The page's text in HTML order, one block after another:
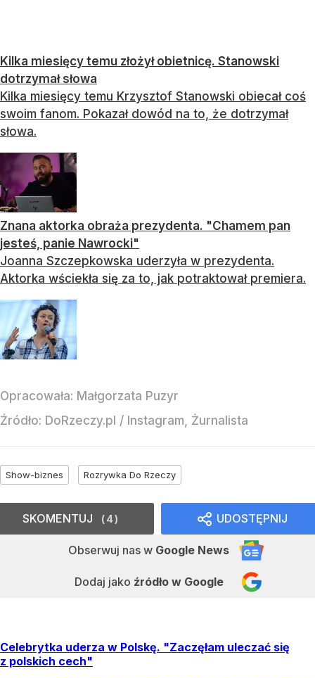
Kilka miesięcy temu złożył obietnicę. Stanowski
dotrzymał słowa
Kilka miesięcy temu Krzysztof Stanowski obiecał coś
swoim fanom. Pokazał dowód na to, że dotrzymał
słowa.
Znana aktorka obraża prezydenta. "Chamem pan
jesteś, panie Nawrocki"
Joanna Szczepkowska uderzyła w prezydenta.
Aktorka wściekła się za to, jak potraktował premiera.
Opracowała: Małgorzata Puzyr
Źródło: DoRzeczy.pl / Instagram, Żurnalista
Show-biznes Rozrywka Do Rzeczy
UDOSTĘPNIJ
Obserwuj nas w Google News
Dodaj jako źródło w Google
SKOMENTUJ 4
Celebrytka uderza w Polskę. "Zaczęłam uleczać się
z polskich cech"